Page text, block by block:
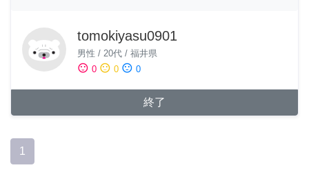
tomokiyasu0901
男性 / 20代 / 福井県
sentiment_satisfied 0 sentiment_neutral 0 sentiment_dissatisfied 0
終了
1